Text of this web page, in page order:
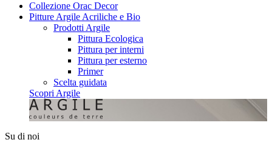
Collezione Orac Decor
Pitture Argile Acriliche e Bio
Prodotti Argile
Pittura Ecologica
Pittura per interni
Pittura per esterno
Primer
Scelta guidata
Scopri Argile
Su di noi